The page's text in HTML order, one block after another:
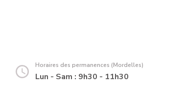
Horaires des permanences (Mordelles)
Lun - Sam : 9h30 - 11h30